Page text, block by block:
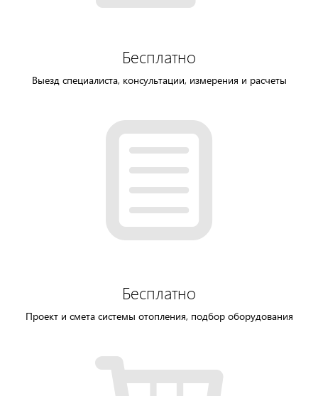
Бесплатно
Выезд специалиста, консультации, измерения и расчеты
Бесплатно
Проект и смета системы отопления, подбор оборудования